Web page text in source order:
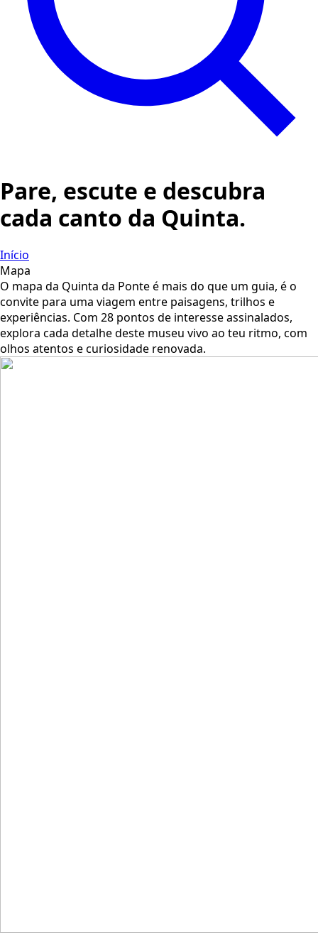
Pare, escute e descubra
cada canto da Quinta.
Início
Mapa
O mapa da Quinta da Ponte é mais do que um guia, é o
convite para uma viagem entre paisagens, trilhos e
experiências. Com 28 pontos de interesse assinalados,
explora cada detalhe deste museu vivo ao teu ritmo, com
olhos atentos e curiosidade renovada.